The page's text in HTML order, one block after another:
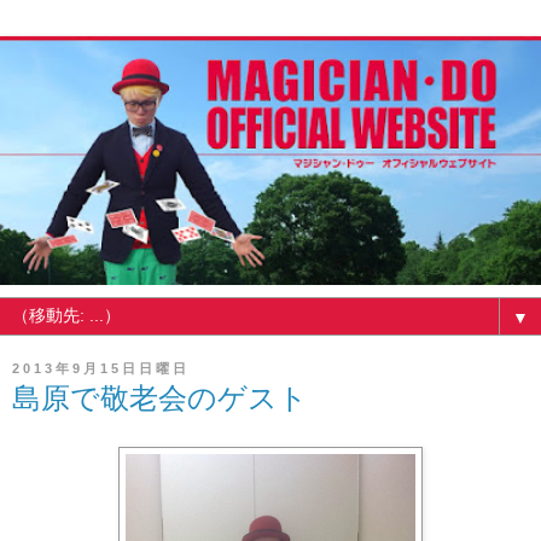
▼
2013年9月15日日曜日
島原で敬老会のゲスト